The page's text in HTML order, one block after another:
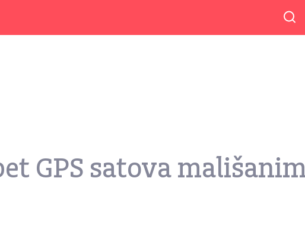
GPS satova